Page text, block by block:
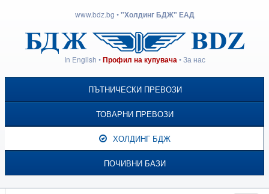
www.bdz.bg •"Холдинг БДЖ" ЕАД
In English •Профил на купувача •За нас
ПЪТНИЧЕСКИ ПРЕВОЗИ
ТОВАРНИ ПРЕВОЗИ
ХОЛДИНГ БДЖ
ПОЧИВНИ БАЗИ